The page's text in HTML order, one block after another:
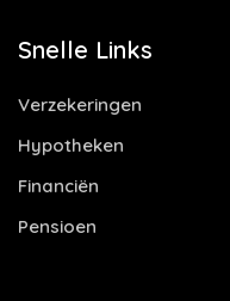
Snelle Links
Verzekeringen
Hypotheken
Financiën
Pensioen